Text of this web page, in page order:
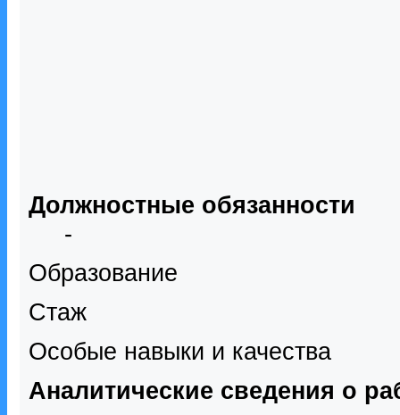
Должностные обязанности
-
Образование
Стаж
Особые навыки и качества
Аналитические сведения о